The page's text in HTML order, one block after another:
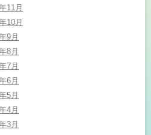
11月
10月
9月
8月
7月
6月
5月
4月
3月